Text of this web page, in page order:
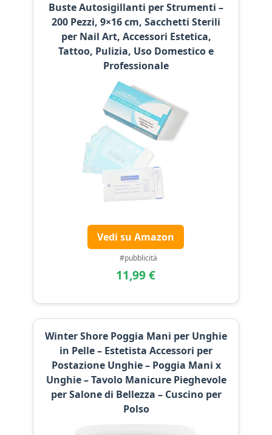
Buste Autosigillanti per Strumenti –
200 Pezzi, 9×16 cm, Sacchetti Sterili
per Nail Art, Accessori Estetica,
Tattoo, Pulizia, Uso Domestico e
Professionale
Vedi su Amazon
#pubblicità
11,99 €
Winter Shore Poggia Mani per Unghie
in Pelle – Estetista Accessori per
Postazione Unghie – Poggia Mani x
Unghie – Tavolo Manicure Pieghevole
per Salone di Bellezza – Cuscino per
Polso